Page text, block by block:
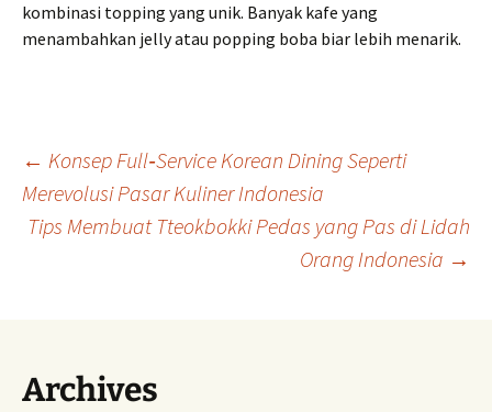
kombinasi topping yang unik. Banyak kafe yang
menambahkan jelly atau popping boba biar lebih menarik.
Navigasi
Tulisan
← Konsep Full‑Service Korean Dining Seperti
Merevolusi Pasar Kuliner Indonesia
Tips Membuat Tteokbokki Pedas yang Pas di Lidah
Orang Indonesia →
Archives